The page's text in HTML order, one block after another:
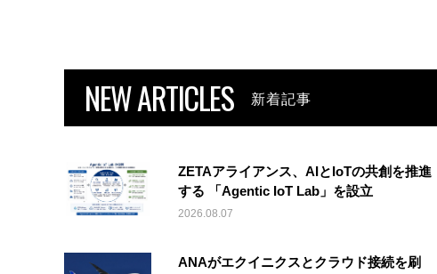
NEW ARTICLES 新着記事
ZETAアライアンス、AIとIoTの共創を推進
する 「Agentic IoT Lab」を設立
2026.08.07
ANAがエクイニクスとクラウド接続を刷